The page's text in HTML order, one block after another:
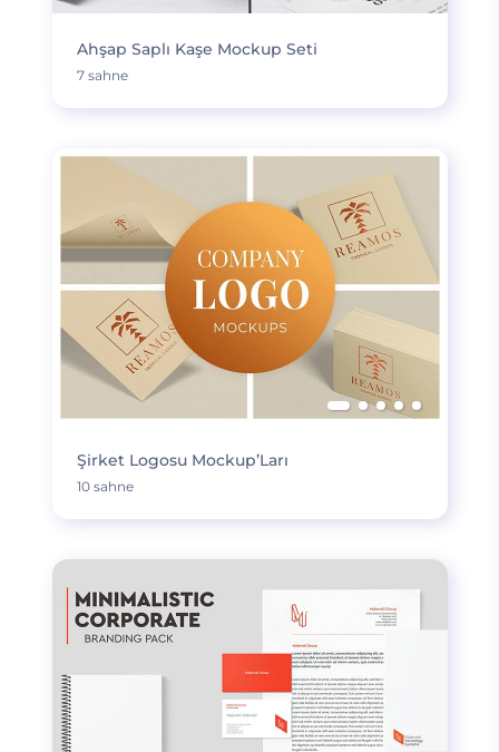
Ahşap Saplı Kaşe Mockup Seti
7 sahne
Şirket Logosu Mockup’Ları
10 sahne